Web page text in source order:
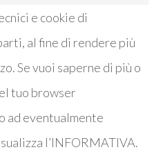
e cookie di
al fine di rendere più
Se vuoi saperne di più o
tuo browser
ad eventualmente
l’INFORMATIVA.